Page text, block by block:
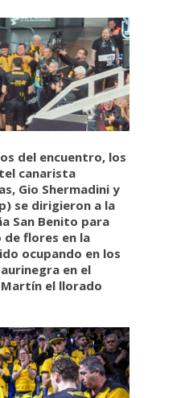
del encuentro, los
canarista
Gio Shermadini y
se dirigieron a la
San Benito para
flores en la
ocupando en los
en el
el llorado